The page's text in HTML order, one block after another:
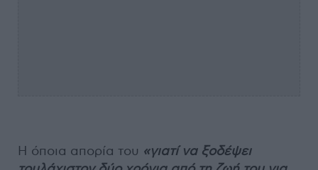
Η όποια απορία του «γιατί να ξοδέψει